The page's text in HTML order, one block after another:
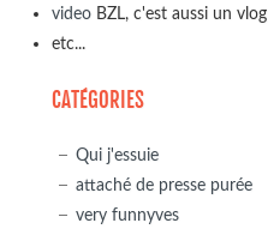
videoBZL, c'est aussi un vlog
etc...
CATÉGORIES
Qui j'essuie
attaché de presse purée
very funnyves